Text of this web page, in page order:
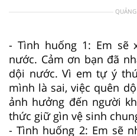
- Tình huống 1: Em sẽ
nước. Cảm ơn bạn đã
dội nước. Vì em tự ý
mình là sai, việc quên
ảnh hưởng đến người
thức giữ gìn vệ sinh
- Tình huống 2: Em sẽ